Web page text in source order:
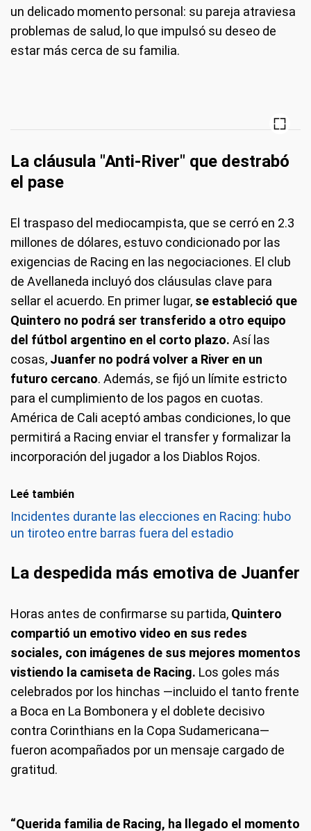
un delicado momento personal: su pareja atraviesa
problemas de salud, lo que impulsó su deseo de
estar más cerca de su familia.
La cláusula "Anti-River" que destrabó
el pase
El traspaso del mediocampista, que se cerró en 2.3
millones de dólares, estuvo condicionado por las
exigencias de Racing en las negociaciones. El club
de Avellaneda incluyó dos cláusulas clave para
sellar el acuerdo. En primer lugar, se estableció que
Quintero no podrá ser transferido a otro equipo
del fútbol argentino en el corto plazo. Así las
cosas, Juanfer no podrá volver a River en un
futuro cercano. Además, se fijó un límite estricto
para el cumplimiento de los pagos en cuotas.
América de Cali aceptó ambas condiciones, lo que
permitirá a Racing enviar el transfer y formalizar la
incorporación del jugador a los Diablos Rojos.
Leé también
Incidentes durante las elecciones en Racing: hubo
un tiroteo entre barras fuera del estadio
La despedida más emotiva de Juanfer
Horas antes de confirmarse su partida, Quintero
compartió un emotivo video en sus redes
sociales, con imágenes de sus mejores momentos
vistiendo la camiseta de Racing. Los goles más
celebrados por los hinchas —incluido el tanto frente
a Boca en La Bombonera y el doblete decisivo
contra Corinthians en la Copa Sudamericana—
fueron acompañados por un mensaje cargado de
gratitud.
“Querida familia de Racing, ha llegado el momento